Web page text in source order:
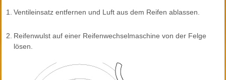
1. Ventileinsatz entfernen und Luft aus dem Reifen ablassen.
2. Reifenwulst auf einer Reifenwechselmaschine von der Felge
lösen.